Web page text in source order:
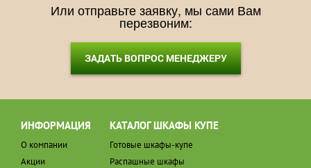
Или отправьте заявку, мы сами Вам
перезвоним:
ЗАДАТЬ ВОПРОС МЕНЕДЖЕРУ
ИНФОРМАЦИЯ
О компании
Акции
КАТАЛОГ ШКАФЫ КУПЕ
Готовые шкафы-купе
Распашные шкафы